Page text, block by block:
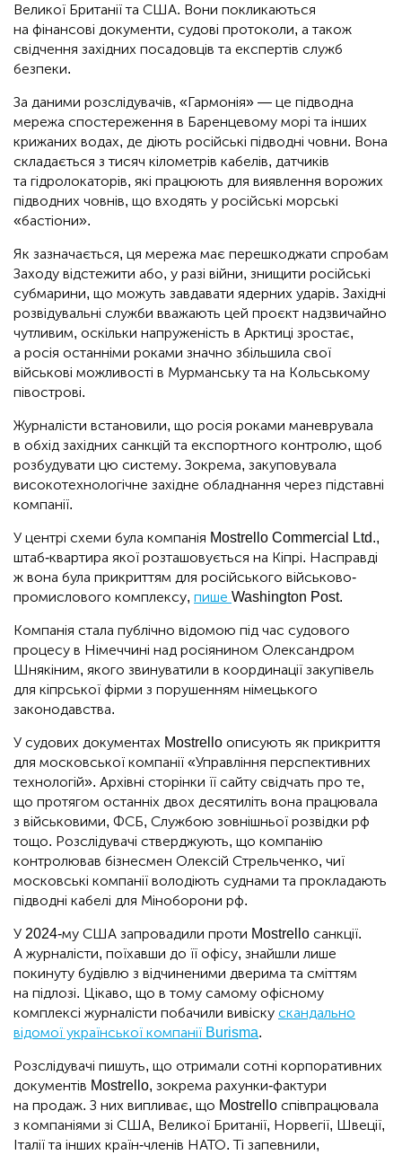
Великої Британії та США. Вони покликаються
на фінансові документи, судові протоколи, а також
свідчення західних посадовців та експертів служб
безпеки.
За даними розслідувачів, «Гармонія» — це підводна
мережа спостереження в Баренцевому морі та інших
крижаних водах, де діють російські підводні човни. Вона
складається з тисяч кілометрів кабелів, датчиків
та гідролокаторів, які працюють для виявлення ворожих
підводних човнів, що входять у російські морські
«бастіони».
Як зазначається, ця мережа має перешкоджати спробам
Заходу відстежити або, у разі війни, знищити російські
субмарини, що можуть завдавати ядерних ударів. Західні
розвідувальні служби вважають цей проєкт надзвичайно
чутливим, оскільки напруженість в Арктиці зростає,
а росія останніми роками значно збільшила свої
військові можливості в Мурманську та на Кольському
півострові.
Журналісти встановили, що росія роками маневрувала
в обхід західних санкцій та експортного контролю, щоб
розбудувати цю систему. Зокрема, закуповувала
високотехнологічне західне обладнання через підставні
компанії.
У центрі схеми була компанія Mostrello Commercial Ltd.,
штаб-квартира якої розташовується на Кіпрі. Насправді
ж вона була прикриттям для російського військово-
промислового комплексу, пише Washington Post.
Компанія стала публічно відомою під час судового
процесу в Німеччині над росіянином Олександром
Шнякіним, якого звинуватили в координації закупівель
для кіпрської фірми з порушенням німецького
законодавства.
У судових документах Mostrello описують як прикриття
для московської компанії «Управління перспективних
технологій». Архівні сторінки її сайту свідчать про те,
що протягом останніх двох десятиліть вона працювала
з військовими, ФСБ, Службою зовнішньої розвідки рф
тощо. Розслідувачі стверджують, що компанію
контролював бізнесмен Олексій Стрельченко, чиї
московські компанії володіють суднами та прокладають
підводні кабелі для Міноборони рф.
У 2024-му США запровадили проти Mostrello санкції.
А журналісти, поїхавши до її офісу, знайшли лише
покинуту будівлю з відчиненими дверима та сміттям
на підлозі. Цікаво, що в тому самому офісному
комплексі журналісти побачили вивіску скандально
відомої української компанії Burisma.
Розслідувачі пишуть, що отримали сотні корпоративних
документів Mostrello, зокрема рахунки-фактури
на продаж. З них випливає, що Mostrello співпрацювала
з компаніями зі США, Великої Британії, Норвегії, Швеції,
Італії та інших країн-членів НАТО. Ті запевнили,